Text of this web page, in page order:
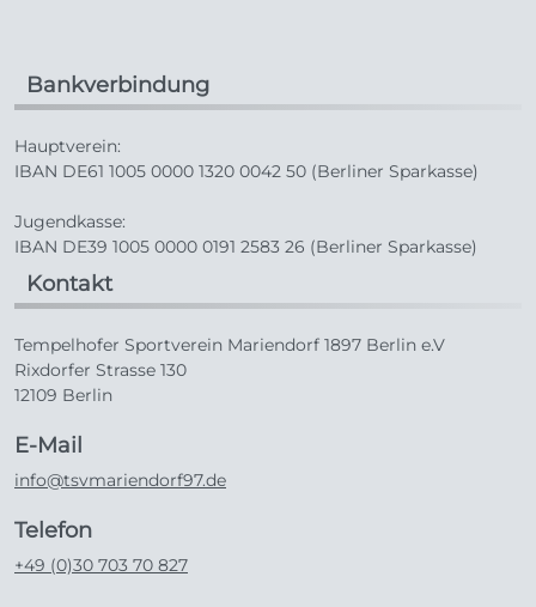
Bankverbindung
Hauptverein:
IBAN DE61 1005 0000 1320 0042 50 (Berliner Sparkasse)
Jugendkasse:
IBAN DE39 1005 0000 0191 2583 26 (Berliner Sparkasse)
Kontakt
Tempelhofer Sportverein Mariendorf 1897 Berlin e.V
Rixdorfer Strasse 130
12109 Berlin
E-Mail
info@tsvmariendorf97.de
Telefon
+49 (0)30 703 70 827